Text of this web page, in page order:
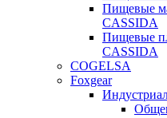
Пищевые
CASSIDA
Пищевые
CASSIDA
COGELSA
Foxgear